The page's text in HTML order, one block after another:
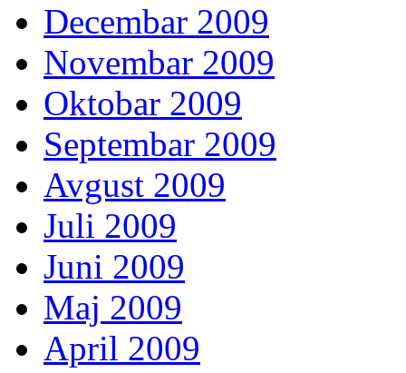
Decembar 2009
Novembar 2009
Oktobar 2009
Septembar 2009
Avgust 2009
Juli 2009
Juni 2009
Maj 2009
April 2009